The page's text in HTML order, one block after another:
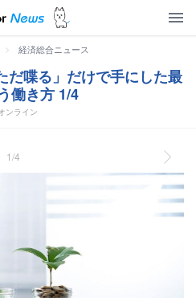
> 経済総合ニュース
だ喋る」だけで手にした最
働き方 1/4
ンライン
1/4